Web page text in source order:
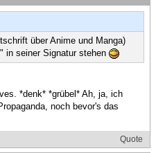
über Anime und Manga)
in seiner Signatur stehen
*denk* *grübel* Ah, ja, ich
noch bevor's das
Quote